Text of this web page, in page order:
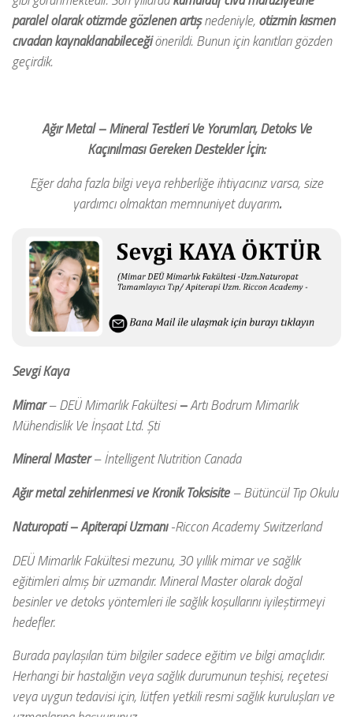
paralel olarak otizmde gözlenen artışnedeniyle, otizmin kısmen
cıvadan kaynaklanabileceğiönerildi. Bunun için kanıtları gözden
geçirdik.
Ağır Metal – Mineral Testleri Ve Yorumları, Detoks Ve
Kaçınılması Gereken Destekler İçin:
Eğer daha fazla bilgi veya rehberliğe ihtiyacınız varsa, size
yardımcı olmaktan memnuniyet duyarım.
Sevgi Kaya
Mimar– DEÜ Mimarlık Fakültesi–Artı Bodrum Mimarlık
Mühendislik Ve İnşaat Ltd. Şti
Mineral Master– İntelligent Nutrition Canada
Ağır metal zehirlenmesi ve Kronik Toksisite– Bütüncül Tıp Okulu
Naturopati – Apiterapi Uzmanı-Riccon Academy Switzerland
DEÜ Mimarlık Fakültesi mezunu, 30 yıllık mimar ve sağlık
eğitimleri almış bir uzmandır. Mineral Master olarak doğal
besinler ve detoks yöntemleri ile sağlık koşullarını iyileştirmeyi
hedefler.
Burada paylaşılan tüm bilgiler sadece eğitim ve bilgi amaçlıdır.
Herhangi bir hastalığın veya sağlık durumunun teşhisi, reçetesi
veya uygun tedavisi için, lütfen yetkili resmi sağlık kuruluşları ve